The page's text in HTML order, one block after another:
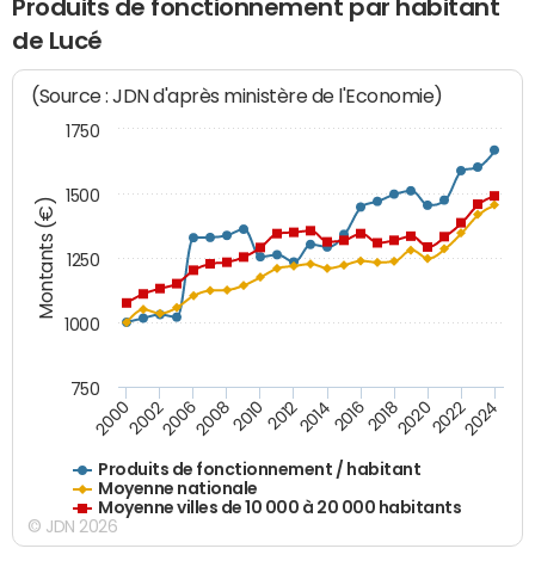
Produits de fonctionnement par habitant
de Lucé
Montants (€)
(Source : JDN d'après ministère de l'Economie)
Produits de fonctionnement / habitant
Moyenne nationale
Moyenne villes de 10 000 à 20 000 habitants
200020022006200820102012201420162018202020222024
1000
750
1250
1500
1750
© JDN 2026